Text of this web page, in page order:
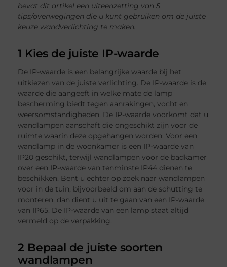
bevat dit artikel een uiteenzetting van 5
tips/overwegingen die u kunt gebruiken om de juiste
keuze wandverlichting te maken.
1 Kies de juiste IP-waarde
De IP-waarde is een belangrijke waarde bij het
uitkiezen van de juiste verlichting. De IP-waarde is de
waarde die aangeeft in welke mate de lamp
bescherming biedt tegen aanrakingen, vocht en
weersomstandigheden. De IP-waarde voorkomt dat u
wandlampen aanschaft die ongeschikt zijn voor de
ruimte waarin deze opgehangen worden. Voor een
wandlamp in de woonkamer is een IP-waarde van
IP20 geschikt, terwijl wandlampen voor de badkamer
over een IP-waarde van tenminste IP44 dienen te
beschikken. Bent u echter op zoek naar wandlampen
voor in de tuin, bijvoorbeeld om aan de schutting te
monteren, dan dient u uit te gaan van een IP-waarde
van IP65. De IP-waarde van een lamp staat altijd
vermeld op de verpakking.
2 Bepaal de juiste soorten
wandlampen